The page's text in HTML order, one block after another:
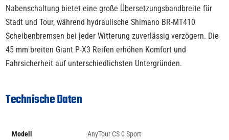
Nabenschaltung bietet eine große Übersetzungsbandbreite für
Stadt und Tour, während hydraulische Shimano BR-MT410
Scheibenbremsen bei jeder Witterung zuverlässig verzögern. Die
45 mm breiten Giant P-X3 Reifen erhöhen Komfort und
Fahrsicherheit auf unterschiedlichsten Untergründen.
Technische Daten
Modell AnyTour CS 0 Sport